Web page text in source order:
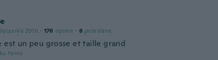
2016 · 176 opinie · 8 przesłane
est un peu grosse et taille grand
temu